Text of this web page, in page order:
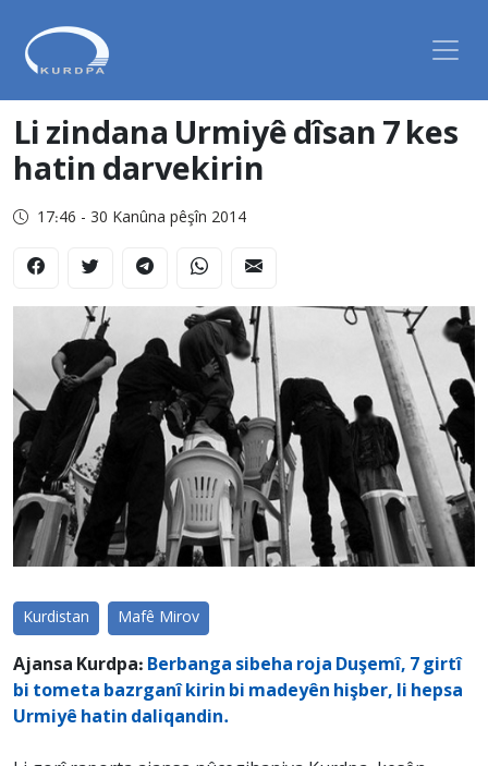
Li zindana Urmiyê dîsan 7 kes
hatin darvekirin
17:46 - 30 Kanûna pêşîn 2014
Kurdistan Mafê Mirov
Ajansa Kurdpa: Berbanga sibeha roja Duşemî, 7 girtî
bi tometa bazrganî kirin bi madeyên hişber, li hepsa
Urmiyê hatin daliqandin.